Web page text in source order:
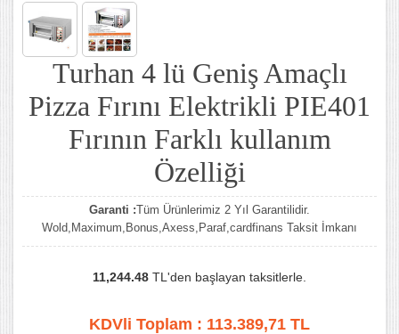
Turhan 4 lü Geniş Amaçlı
Pizza Fırını Elektrikli PIE401
Fırının Farklı kullanım
Özelliği
Garanti :Tüm Ürünlerimiz 2 Yıl Garantilidir.
Wold,Maximum,Bonus,Axess,Paraf,cardfinans Taksit İmkanı
11,244.48 TL'den başlayan taksitlerle.
KDVli Toplam : 113.389,71 TL